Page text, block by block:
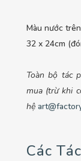
Màu nước
32 x 24cm
Toàn bộ tác
mua (trừ khi
hệ
Các